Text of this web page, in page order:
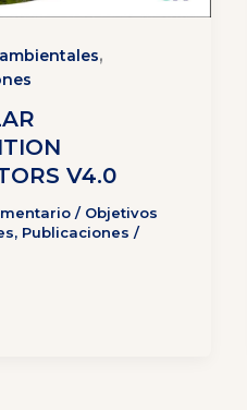
,
V4.0
/ Objetivos
, Publicaciones /